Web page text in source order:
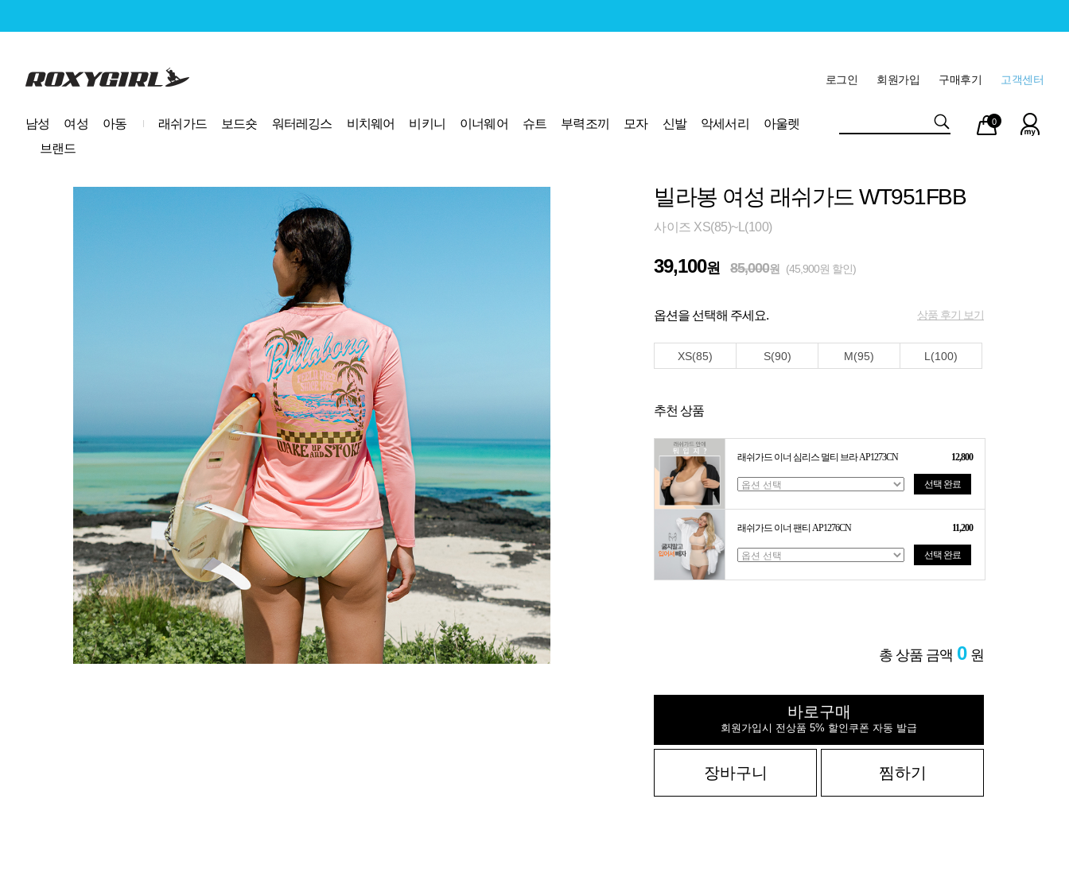
로고 고객센터
구매후기
회원가입
로그인
남성 여성 아동 래쉬가드 보드숏 워터레깅스 비치웨어 비키니 이너웨어 슈트 부력조끼 모자 신발 악세서리
아울렛
브랜드
마이
페이
장바
구니
0
빌라봉 여성 래쉬가드 WT951FBB
사이즈 XS(85)~L(100)
39,100원 85,000원 (45,900원 할인)
옵션을 선택해 주세요. 상품 후기 보기
XS(85) S(90) M(95) L(100)
추천 상품
래쉬가드 이너 심리스 멀티 브라 AP1273CN 12,800
선택 완료
래쉬가드 이너 팬티 AP1276CN 11,200
선택 완료
총 상품 금액 0 원
바로구매
회원가입시 전상품 5% 할인쿠폰 자동 발급
장바구니 찜하기